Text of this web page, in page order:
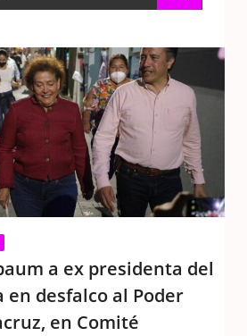
a ex presidenta del
en desfalco al Poder
en Comité